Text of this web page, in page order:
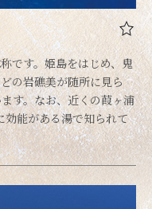
です。姫島をはじめ、鬼
の岩礁美が随所に見ら
す。なお、近くの葭ヶ浦
効能がある湯で知られて